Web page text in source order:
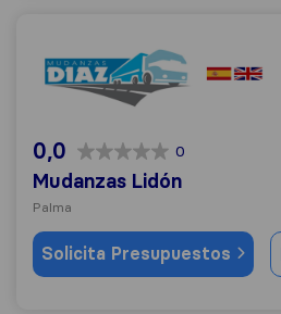
Mudanzas Lidón
0,0 0
Mudanzas Lidón
Palma
Solicita Presupuestos